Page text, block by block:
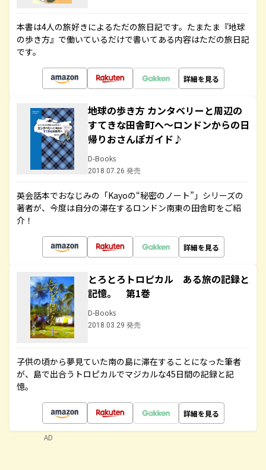
本書は4人の旅好きによるただの旅日記です。たまたま『地球
の歩き方』で働いているだけで書いてある内容はただの旅日記
です。
詳細を見る
地球の歩き方 カンタベリーと周辺の
すてきな田舎町へ～ロンドンからの日
帰りおさんぽガイド♪
D-Books
2018.07.26 発売
英会話本でおなじみの「Kayoの“秘密のノート”」シリーズの
著者が、今度は自分の滞在するロンドン南東の田舎町をご紹
介！
詳細を見る
とろとろトロピカル ある旅の記録と
記憶。 第1巻
D-Books
2018.03.29 発売
子供の頃から夢見ていた南の島に滞在することになった筆者
が、島で出合うトロピカルでマジカルな45日間の記録と記
憶。
詳細を見る
AD